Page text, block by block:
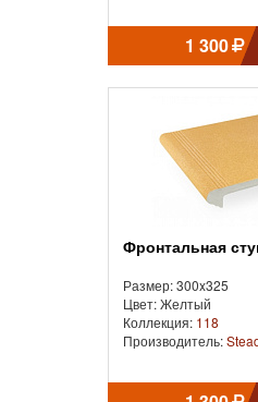
1 300
Фронтальная
Размер: 300x325
Цвет: Желтый
Коллекция: 118
Производитель: